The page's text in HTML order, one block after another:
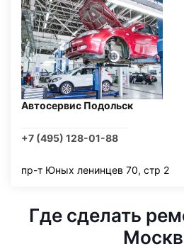
Автосервис Подольск
+7 (495) 128-01-88
пр-т Юных ленинцев 70, стр 2
Где сделать